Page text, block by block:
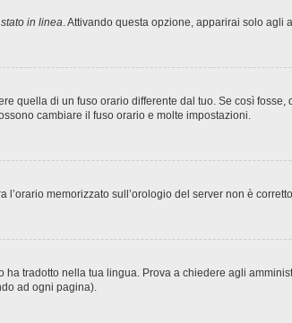
in linea. Attivando questa opzione, apparirai solo agli
quella di un fuso orario differente dal tuo. Se così
cambiare il fuso orario e molte impostazioni.
memorizzato sull’orologio del server non è
tradotto nella tua lingua. Prova a chiedere agli
ad ogni pagina).